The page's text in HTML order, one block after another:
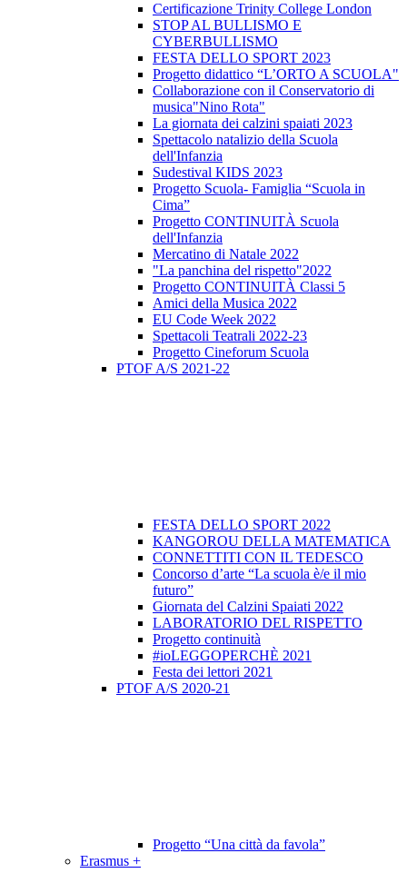
Certificazione Trinity College London
STOP AL BULLISMO E
CYBERBULLISMO
FESTA DELLO SPORT 2023
Progetto didattico “L’ORTO A SCUOLA"
Collaborazione con il Conservatorio di
musica"Nino Rota"
La giornata dei calzini spaiati 2023
Spettacolo natalizio della Scuola
dell'Infanzia
Sudestival KIDS 2023
Progetto Scuola- Famiglia “Scuola in
Cima”
Progetto CONTINUITÀ Scuola
dell'Infanzia
Mercatino di Natale 2022
"La panchina del rispetto"2022
Progetto CONTINUITÀ Classi 5
Amici della Musica 2022
EU Code Week 2022
Spettacoli Teatrali 2022-23
Progetto Cineforum Scuola
PTOF A/S 2021-22
FESTA DELLO SPORT 2022
KANGOROU DELLA MATEMATICA
CONNETTITI CON IL TEDESCO
Concorso d’arte “La scuola è/e il mio
futuro”
Giornata del Calzini Spaiati 2022
LABORATORIO DEL RISPETTO
Progetto continuità
#ioLEGGOPERCHÈ 2021
Festa dei lettori 2021
PTOF A/S 2020-21
Progetto “Una città da favola”
Erasmus +